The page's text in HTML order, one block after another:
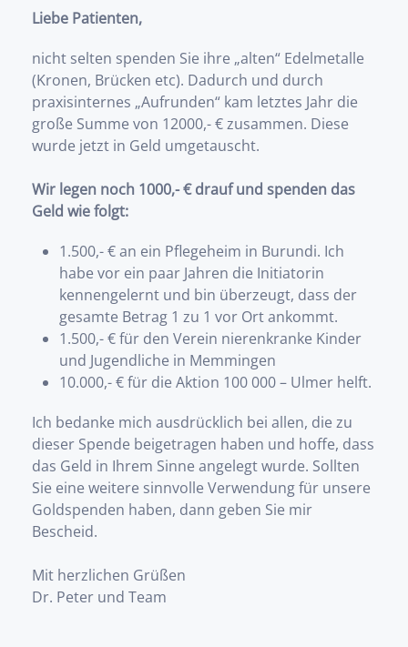
Liebe Patienten,
nicht selten spenden Sie ihre „alten“ Edelmetalle
(Kronen, Brücken etc). Dadurch und durch
praxisinternes „Aufrunden“ kam letztes Jahr die
große Summe von 12000,- € zusammen. Diese
wurde jetzt in Geld umgetauscht.
Wir legen noch 1000,- € drauf und spenden das
Geld wie folgt:
1.500,- € an ein Pflegeheim in Burundi. Ich
habe vor ein paar Jahren die Initiatorin
kennengelernt und bin überzeugt, dass der
gesamte Betrag 1 zu 1 vor Ort ankommt.
1.500,- € für den Verein nierenkranke Kinder
und Jugendliche in Memmingen
10.000,- € für die Aktion 100 000 – Ulmer helft.
Ich bedanke mich ausdrücklich bei allen, die zu
dieser Spende beigetragen haben und hoffe, dass
das Geld in Ihrem Sinne angelegt wurde. Sollten
Sie eine weitere sinnvolle Verwendung für unsere
Goldspenden haben, dann geben Sie mir
Bescheid.
Mit herzlichen Grüßen
Dr. Peter und Team